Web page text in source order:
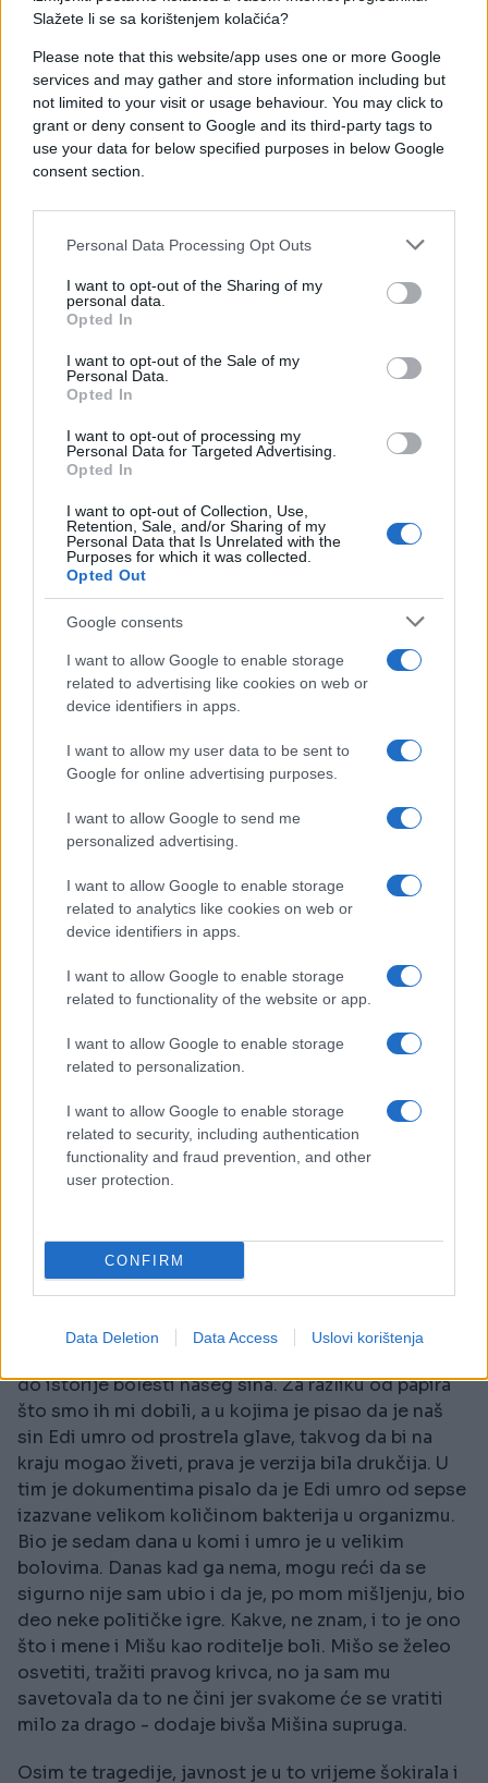
Slažete li se sa korištenjem kolačića?
Please note that this website/app uses one or more Google
services and may gather and store information including but
not limited to your visit or usage behaviour. You may click to
grant or deny consent to Google and its third-party tags to
use your data for below specified purposes in below Google
consent section.
Personal Data Processing Opt Outs
I want to opt-out of the Sharing of my
personal data.
Opted In
I want to opt-out of the Sale of my
Personal Data.
Opted In
I want to opt-out of processing my
Personal Data for Targeted Advertising.
Opted In
I want to opt-out of Collection, Use,
Retention, Sale, and/or Sharing of my
Personal Data that Is Unrelated with the
Purposes for which it was collected.
Opted Out
Google consents
I want to allow Google to enable storage
related to advertising like cookies on web or
device identifiers in apps.
I want to allow my user data to be sent to
Google for online advertising purposes.
I want to allow Google to send me
personalized advertising.
I want to allow Google to enable storage
related to analytics like cookies on web or
device identifiers in apps.
I want to allow Google to enable storage
related to functionality of the website or app.
I want to allow Google to enable storage
related to personalization.
I want to allow Google to enable storage
related to security, including authentication
functionality and fraud prevention, and other
user protection.
CONFIRM
Data Deletion Data Access Uslovi korištenja
biznisom. I ranije je najavljivao namjeru da negdje
na Jadranu otvori privatni restoran, i onda je tu
ideju i realizovao. Oni koji su ga bolje poznavali,
tvrdili su da je sve to posljedica veze sa Anitom. Za
to vrijeme, on je i dalje zvanično bio u braku sa
Ljubicom.
Stvarno sam želeo da budemo zajedno - rekao je
Mišo jednom prilikom, a prenosi 24sata.hr.
Nakon dvije godine par se oženio, ubrzo im se
rodio sin Edi, potom i ćerka Ivana. Živjeli su u
Zagrebu, u luksuznom stanu na Gornjem gradu,
proputovali skoro cijeli svijet, a medije su hranili
pričama o mirnom porodičnom životu bez trzavica i
Smrt sina presudila je porodičnoj idili. Slika o
idealnoj porodici trajala je sve do početka 90-ih
kad im je u ratu stradao sin Edi. Priču o tome što se
tačno dogodilo i kako se raspala jedna porodica,
- Kad se dogodila tragedija, kad je poginuo naš Edi,
porodica se raspala. Mišo se povukao u sebe i
počeo uzimati enormne količine tableta za
smirenje. I ja sam mesec dana bila na tabletama,
nakon čega sam se osvestila i rekla sebi: "Tako više
ne ide!" - prepričala je Anita najteži period u životu.
do istorije bolesti našeg sina. Za razliku od papira
što smo ih mi dobili, a u kojima je pisao da je naš
sin Edi umro od prostrela glave, takvog da bi na
kraju mogao živeti, prava je verzija bila drukčija. U
tim je dokumentima pisalo da je Edi umro od sepse
izazvane velikom količinom bakterija u organizmu.
Bio je sedam dana u komi i umro je u velikim
bolovima. Danas kad ga nema, mogu reći da se
sigurno nije sam ubio i da je, po mom mišljenju, bio
deo neke političke igre. Kakve, ne znam, i to je ono
što i mene i Mišu kao roditelje boli. Mišo se želeo
osvetiti, tražiti pravog krivca, no ja sam mu
savetovala da to ne čini jer svakome će se vratiti
milo za drago - dodaje bivša Mišina supruga.
Osim te tragedije, javnost je u to vrijeme šokirala i